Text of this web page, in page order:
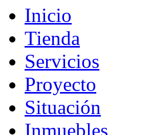
Inicio
Tienda
Servicios
Proyecto
Situación
Inmuebles